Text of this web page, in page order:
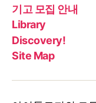
기고 모집 안내
Library
Discovery!
Site Map